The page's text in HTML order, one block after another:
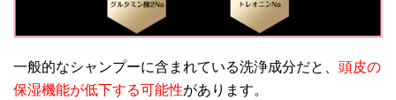
一般的なシャンプーに含まれている洗浄成分だと、 頭皮の
保湿機能が低下する可能性があります。